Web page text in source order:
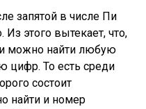
запятой в числе Пи
Из этого вытекает, что,
можно найти любую
То есть среди
состоит
найти и номер